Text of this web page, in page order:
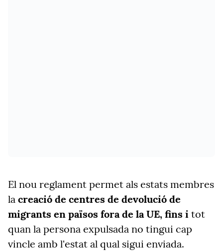
El nou reglament permet als estats membres
la creació de centres de devolució de
migrants en països fora de la UE, fins i tot
quan la persona expulsada no tingui cap
vincle amb l'estat al qual sigui enviada.